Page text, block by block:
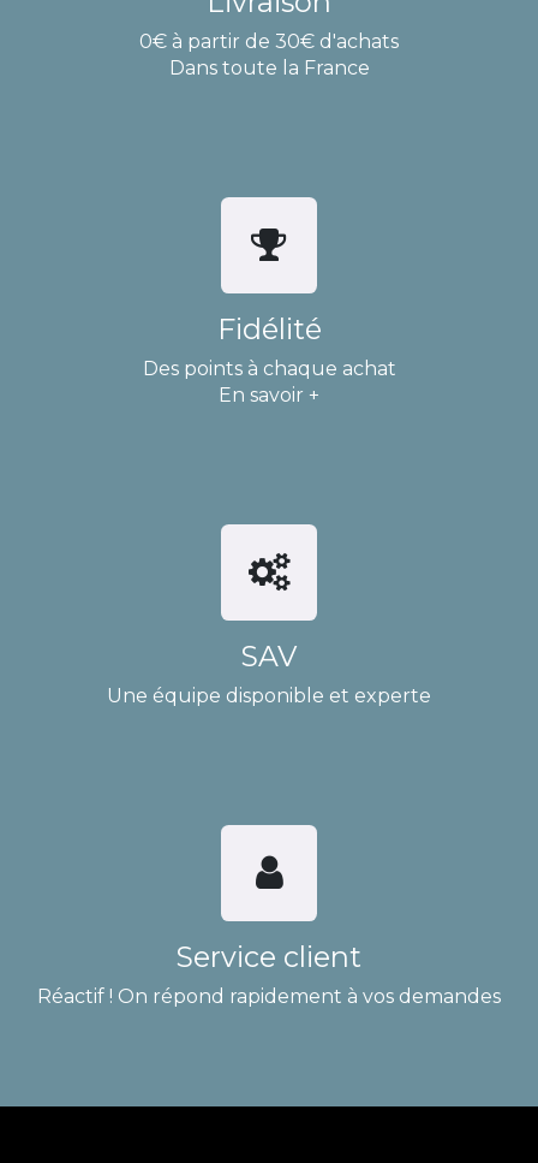
0€ à partir de 30€ d'achats
Dans toute la France
Fidélité
Des points à chaque achat
En savoir +
SAV
Une équipe disponible et experte
Service client
Réactif ! On répond rapidement à vos demandes